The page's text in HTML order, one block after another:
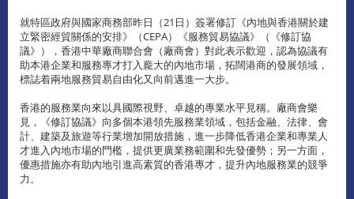
就特區政府與國家商務部昨日（21日）簽署修訂《內地與香港關於建
立緊密經貿關係的安排》（CEPA）《服務貿易協議》（《修訂協
議》），香港中華廠商聯合會（廠商會）對此表示歡迎，認為協議有
助本港企業和服務專才打入龐大的內地市場，拓闊港商的發展領域，
標誌着兩地服務貿易自由化又向前邁進一大步。
香港的服務業向來以具國際視野、卓越的專業水平見稱。廠商會樂
見，《修訂協議》向多個本港領先服務業領域，包括金融、法律、會
計、建築及旅遊等行業增加開放措施，進一步降低香港企業和專業人
才進入內地市場的門檻，提供更廣業務範圍和先發優勢；另一方面，
優惠措施亦有助內地引進高素質的香港專才，提升內地服務業的競爭
力。